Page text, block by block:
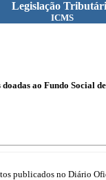
Legislação
ICMS
ao Fundo Social
publicados no Diário